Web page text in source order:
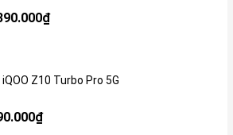
Z10 Turbo Pro 5G